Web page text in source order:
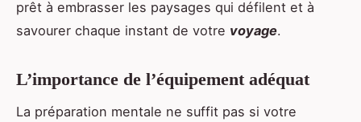
prêt à embrasser les paysages qui défilent et à
savourer chaque instant de votre voyage.
L’importance de l’équipement adéquat
La préparation mentale ne suffit pas si votre